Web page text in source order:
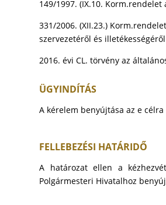
149/1997. (IX.10.
331/2006. (XII.23.)
szervezetéről és illetékességéről
2016. évi CL. törvény az
ÜGYINDÍTÁS
A kérelem benyújtása az e
FELLEBEZÉSI HATÁRIDŐ
A határozat ellen a
Polgármesteri Hivatalhoz